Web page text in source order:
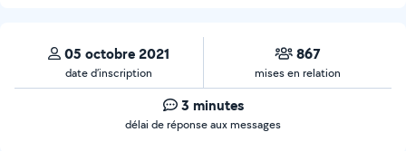
05 octobre 2021
date d’inscription
867
mises en relation
3 minutes
délai de réponse aux messages